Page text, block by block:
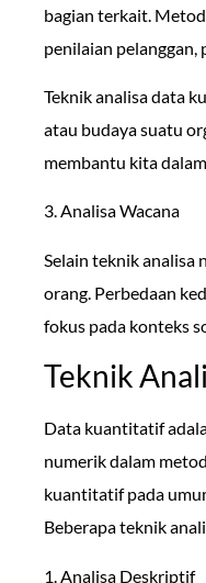
bagian terkait.
penilaian pelanggan,
Teknik analisa data
atau budaya suatu
membantu kita
3. Analisa Wacana
Selain teknik analisa
orang. Perbedaan
fokus pada konteks
Teknik
Data kuantitatif
numerik dalam
kuantitatif pada
Beberapa teknik
1. Analisa Deskriptif